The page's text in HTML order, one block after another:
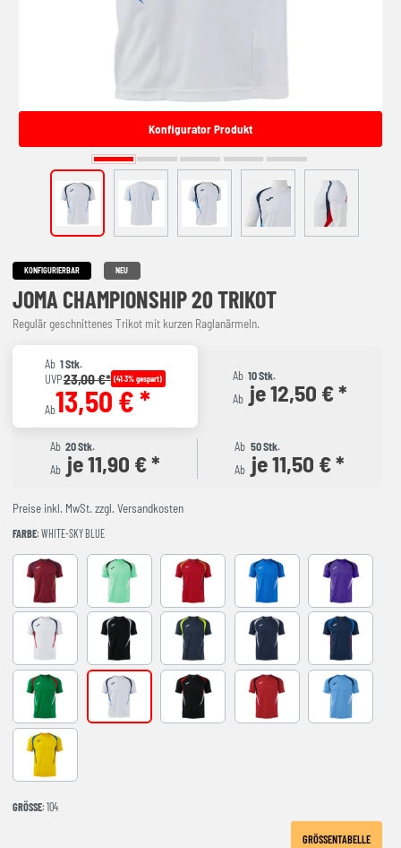
Konfigurator Produkt
KONFIGURIERBAR NEU
JOMA CHAMPIONSHIP 20 TRIKOT
Regulär geschnittenes Trikot mit kurzen Raglanärmeln.
Ab 1 Stk.
UVP23,00 €* (41.3% gespart)
Ab13,50 € *
Ab 10 Stk.
Ab je 12,50 € *
Ab 20 Stk.
Ab je 11,90 € *
Ab 50 Stk.
Ab je 11,50 € *
Preise inkl. MwSt. zzgl. Versandkosten
FARBE: WHITE-SKY BLUE
BURGUNDY LIGHT GREEN RED-NAVY ROYAL-NAVY VIOLET
WHITE-NAVY BLACK-GREY DARK NAVY AMARILLO FLUOR
NAVY-GREY NAVY-ROYAL
VERDE-ROJO WHITE-SKY BLUE BLACK-RED RED-BLACK SKY BLUE-
YELLOW-ROYAL
GRÖSSE : 104
GRÖSSENTABELLE